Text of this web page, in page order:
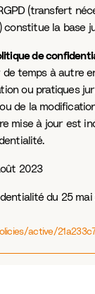
(transfert
constitue la base
de
temps à autre
ou pratiques
de la
mise à jour est
2023
du 25 mai
active/